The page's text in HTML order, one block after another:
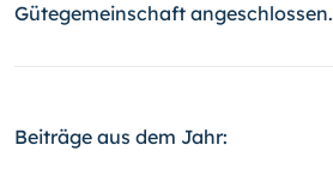
Gütegemeinschaft angeschlossen.
Beiträge aus dem Jahr: